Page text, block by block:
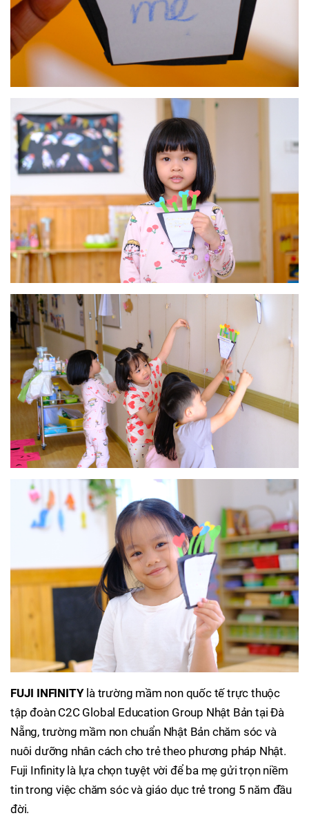
FUJI INFINITYlà trường mầm non quốc tế trực thuộc
tập đoàn C2C Global Education Group Nhật Bản tại Đà
Nẵng, trường mầm non chuẩn Nhật Bản chăm sóc và
nuôi dưỡng nhân cách cho trẻ theo phương pháp Nhật.
Fuji Infinity là lựa chọn tuyệt vời để ba mẹ gửi trọn niềm
tin trong việc chăm sóc và giáo dục trẻ trong 5 năm đầu
đời.